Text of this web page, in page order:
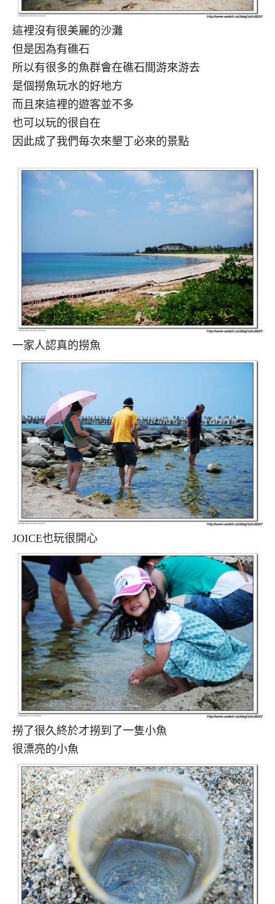
這裡沒有很美麗的沙灘
但是因為有礁石
所以有很多的魚群會在礁石間游來游去
是個撈魚玩水的好地方
而且來這裡的遊客並不多
也可以玩的很自在
因此成了我們毎次來墾丁必來的景點
一家人認真的撈魚
JOICE也玩很開心
撈了很久終於才撈到了一隻小魚
很漂亮的小魚